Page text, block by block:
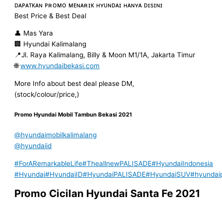
ᴅᴀᴘᴀᴛᴋᴀɴ ᴘʀᴏᴍᴏ ᴍᴇɴᴀʀɪᴋ ʜʏᴜɴᴅᴀɪ ʜᴀɴʏᴀ ᴅɪsɪɴɪ
Best Price & Best Deal
👤 Mas Yara
🏢 Hyundai Kalimalang
📍Jl. Raya Kalimalang, Billy & Moon M1/1A, Jakarta Timur
🌐www.hyundaibekasi.com
More Info about best deal please DM,
(stock/colour/price,)
Promo Hyundai Mobil Tambun Bekasi 2021
@hyundaimobilkalimalang
@hyundaiid
#ForARemarkableLife#TheallnewPALISADE#HyundaiIndonesia
#Hyundai#HyundaiID#HyundaiPALISADE#HyundaiSUV
Promo Cicilan Hyundai Santa Fe 2021